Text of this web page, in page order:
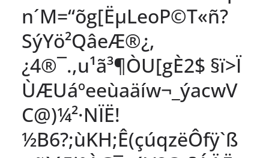
n´M=­­“õg[ËµLeoP©T«ñ?
SýYö²QâeÆ®¿,
¿4®¯.,u¹ã³¶ÒU[gÈ2$ §ï>Ï
ÙÆUáºeeùaäíw¬_ýacwV
C@)¼²·NÏË!
½B6?;ùKH;Ê(çúqzëÔfÿ`ß